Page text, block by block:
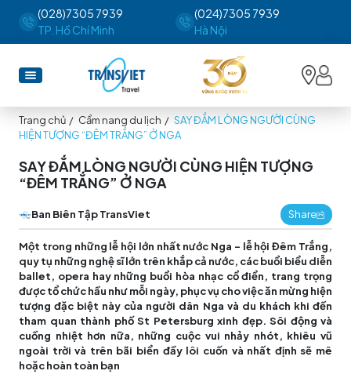
(028)7305 7939
TP. Hồ Chí Minh
(024)7305 7939
Hà Nội
Trang chủ / Cẩm nang du lịch / SAY ĐẮM LÒNG NGƯỜI CÙNG
HIỆN TƯỢNG “ĐÊM TRẮNG” Ở NGA
SAY ĐẮM LÒNG NGƯỜI CÙNG HIỆN TƯỢNG
“ĐÊM TRẮNG” Ở NGA
Ban Biên Tập TransViet Share
Một trong những lễ hội lớn nhất nước Nga – lễ hội Đêm Trắng,
quy tụ những nghệ sĩ lớn trên khắp cả nước, các buổi biểu diễn
ballet, opera hay những buổi hòa nhạc cổ điển, trang trọng
được tổ chức hầu như mỗi ngày, phục vụ cho việc ăn mừng hiện
tượng đặc biệt này của người dân Nga và du khách khi đến
tham quan thành phố St Petersburg xinh đẹp. Sôi động và
cuồng nhiệt hơn nữa, những cuộc vui nhảy nhót, khiêu vũ
ngoài trời và trên bãi biển đầy lôi cuốn và nhất định sẽ mê
hoặc hoàn toàn bạn